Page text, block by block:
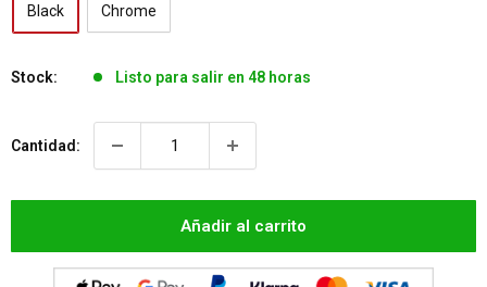
Black Chrome
Stock: Listo para salir en 48 horas
Cantidad:
Añadir al carrito